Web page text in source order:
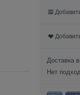
Доставка в
Нет